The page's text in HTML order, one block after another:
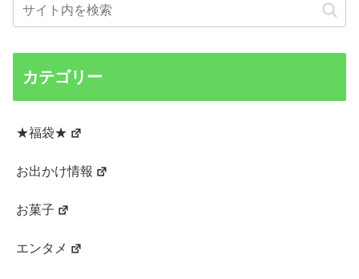
カテゴリー
★福袋★
お出かけ情報
お菓子
エンタメ